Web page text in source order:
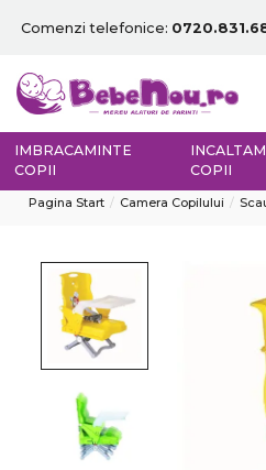
Comenzi telefonice:
IMBRACAMINTE
COPII
COPII
Pagina Start Camera Copilului